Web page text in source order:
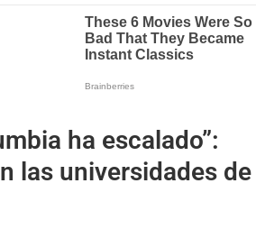
ha escalado”:
las universidades de